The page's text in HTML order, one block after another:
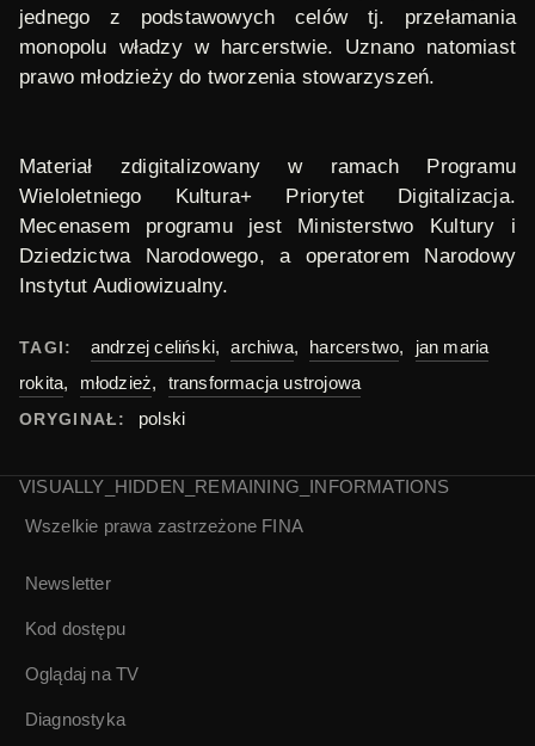
jednego z podstawowych celów tj. przełamania
monopolu władzy w harcerstwie. Uznano natomiast
prawo młodzieży do tworzenia stowarzyszeń.
Materiał zdigitalizowany w ramach Programu
Wieloletniego Kultura+ Priorytet Digitalizacja.
Mecenasem programu jest Ministerstwo Kultury i
Dziedzictwa Narodowego, a operatorem Narodowy
Instytut Audiowizualny.
TAGI: andrzej celiński, archiwa, harcerstwo,
jan maria
rokita, młodzież, transformacja ustrojowa
ORYGINAŁ: polski
VISUALLY_HIDDEN_REMAINING_INFORMATIONS
Wszelkie prawa zastrzeżone FINA
Newsletter
Kod dostępu
Oglądaj na TV
Diagnostyka